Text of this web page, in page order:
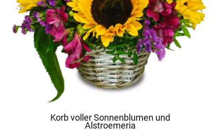
Korb voller Sonnenblumen und
Alstroemeria